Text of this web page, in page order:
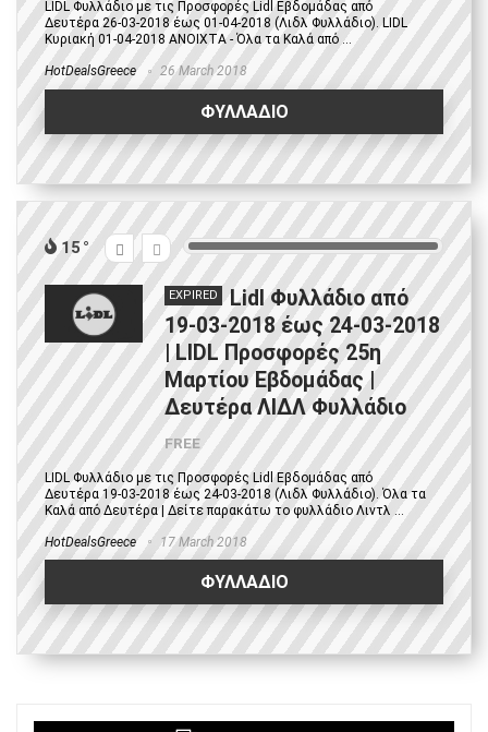
LIDL Φυλλάδιο με τις Προσφορές Lidl Εβδομάδας από
Δευτέρα 26-03-2018 έως 01-04-2018 (Λιδλ Φυλλάδιο). LIDL
Κυριακή 01-04-2018 ΑΝΟΙΧΤΑ - Όλα τα Καλά από ...
HotDealsGreece 26 March 2018
ΦΥΛΛΑΔΙΟ
15
EXPIRED
Lidl Φυλλάδιο από
19-03-2018 έως 24-03-2018
| LIDL Προσφορές 25η
Μαρτίου Εβδομάδας |
Δευτέρα ΛΙΔΛ Φυλλάδιο
FREE
LIDL Φυλλάδιο με τις Προσφορές Lidl Εβδομάδας από
Δευτέρα 19-03-2018 έως 24-03-2018 (Λιδλ Φυλλάδιο). Όλα τα
Καλά από Δευτέρα | Δείτε παρακάτω το φυλλάδιο Λιντλ ...
HotDealsGreece 17 March 2018
ΦΥΛΛΑΔΙΟ